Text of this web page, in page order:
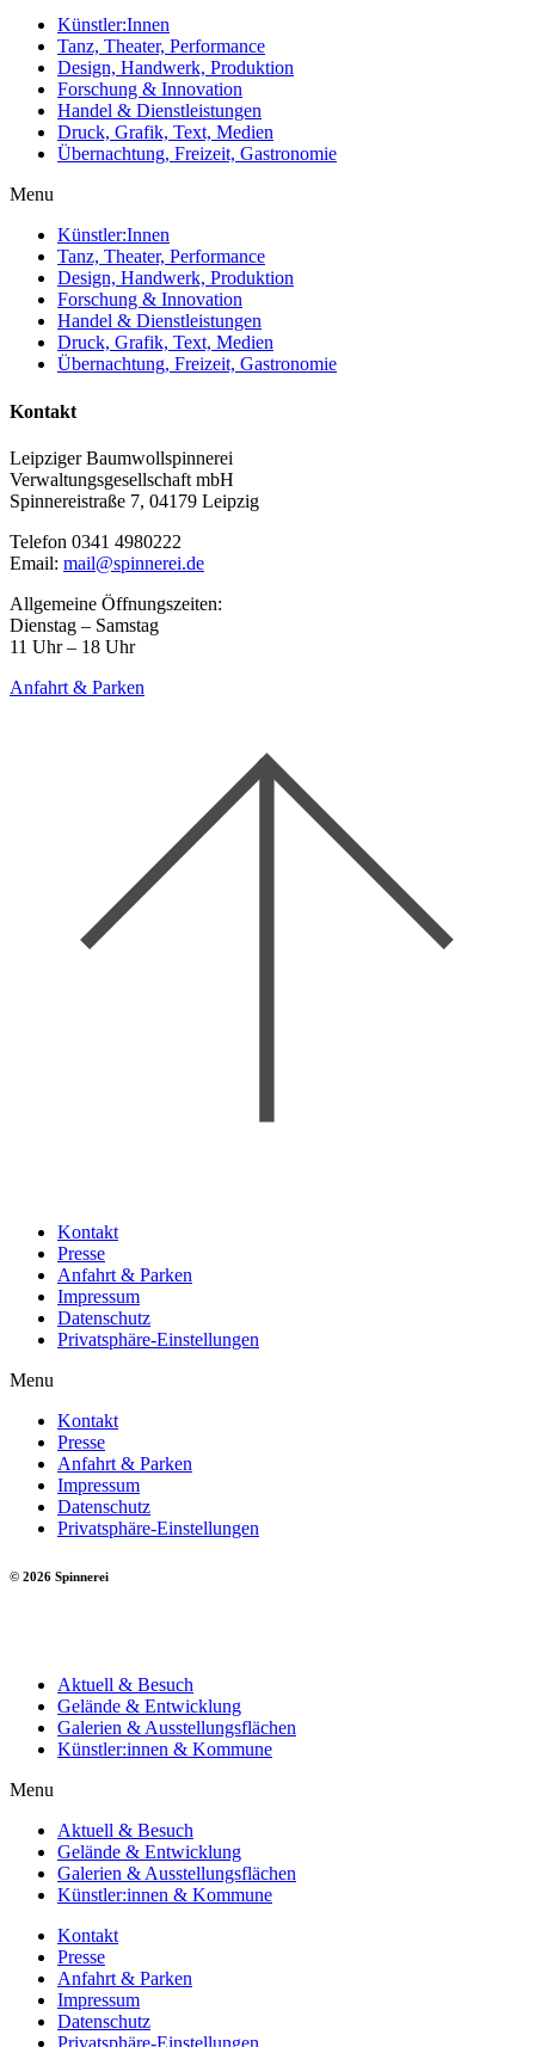
Künstler:Innen
Tanz, Theater, Performance
Design, Handwerk, Produktion
Forschung & Innovation
Handel & Dienstleistungen
Druck, Grafik, Text, Medien
Übernachtung, Freizeit, Gastronomie
Menu
Künstler:Innen
Tanz, Theater, Performance
Design, Handwerk, Produktion
Forschung & Innovation
Handel & Dienstleistungen
Druck, Grafik, Text, Medien
Übernachtung, Freizeit, Gastronomie
Kontakt
Leipziger Baumwollspinnerei
Verwaltungsgesellschaft mbH
Spinnereistraße 7, 04179 Leipzig
Telefon 0341 4980222
Email: mail@spinnerei.de
Allgemeine Öffnungszeiten:
Dienstag – Samstag
11 Uhr – 18 Uhr
Anfahrt & Parken
Kontakt
Presse
Anfahrt & Parken
Impressum
Datenschutz
Privatsphäre-Einstellungen
Menu
Kontakt
Presse
Anfahrt & Parken
Impressum
Datenschutz
Privatsphäre-Einstellungen
© 2026 Spinnerei
Aktuell & Besuch
Gelände & Entwicklung
Galerien & Ausstellungsflächen
Künstler:innen & Kommune
Menu
Aktuell & Besuch
Gelände & Entwicklung
Galerien & Ausstellungsflächen
Künstler:innen & Kommune
Kontakt
Presse
Anfahrt & Parken
Impressum
Datenschutz